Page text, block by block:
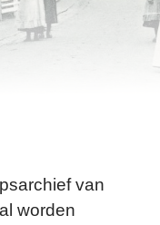
van
worden